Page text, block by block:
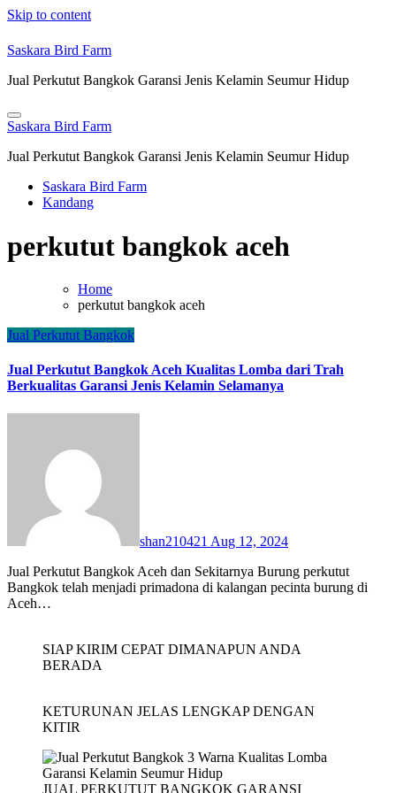
Skip to content
Saskara Bird Farm
Jual Perkutut Bangkok Garansi Jenis Kelamin Seumur Hidup
Saskara Bird Farm
Jual Perkutut Bangkok Garansi Jenis Kelamin Seumur Hidup
Saskara Bird Farm
Kandang
perkutut bangkok aceh
Home
perkutut bangkok aceh
Jual Perkutut Bangkok
Jual Perkutut Bangkok Aceh Kualitas Lomba dari Trah
Berkualitas Garansi Jenis Kelamin Selamanya
shan210421 Aug 12, 2024
Jual Perkutut Bangkok Aceh dan Sekitarnya Burung perkutut
Bangkok telah menjadi primadona di kalangan pecinta burung di
Aceh…
SIAP KIRIM CEPAT DIMANAPUN ANDA
BERADA
KETURUNAN JELAS LENGKAP DENGAN
KITIR
JUAL PERKUTUT BANGKOK GARANSI